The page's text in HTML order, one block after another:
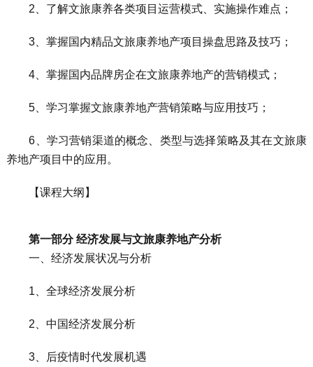
2、了解文旅康养各类项目运营模式、实施操作难点；
3、掌握国内精品文旅康养地产项目操盘思路及技巧；
4、掌握国内品牌房企在文旅康养地产的营销模式；
5、学习掌握文旅康养地产营销策略与应用技巧；
6、学习营销渠道的概念、类型与选择策略及其在文旅康
养地产项目中的应用。
【课程大纲】
第一部分 经济发展与文旅康养地产分析
一、经济发展状况与分析
1、全球经济发展分析
2、中国经济发展分析
3、后疫情时代发展机遇